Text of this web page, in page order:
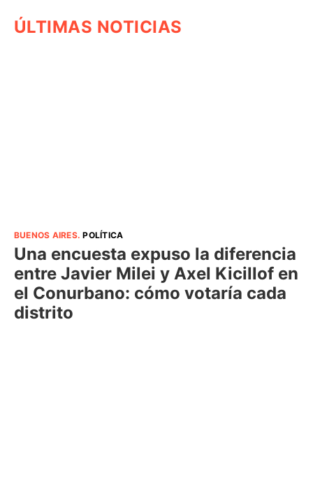
ÚLTIMAS NOTICIAS
BUENOS AIRES.POLÍTICA
Una encuesta expuso la diferencia
entre Javier Milei y Axel Kicillof en
el Conurbano: cómo votaría cada
distrito